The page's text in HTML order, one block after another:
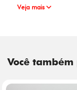
Veja mais
Você